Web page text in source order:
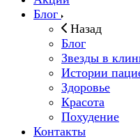
Блог
Назад
Блог
Звезды в
Истории
Здоровье
Красота
Похудение
Контакты